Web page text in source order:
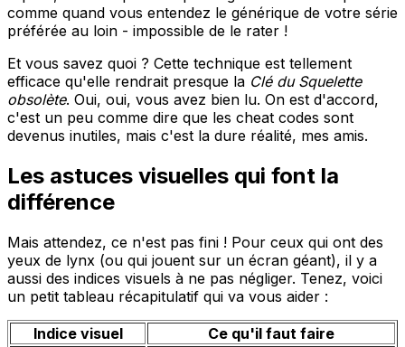
comme quand vous entendez le générique de votre série
préférée au loin - impossible de le rater !
Et vous savez quoi ? Cette technique est tellement
efficace qu'elle rendrait presque la Clé du Squelette
obsolète. Oui, oui, vous avez bien lu. On est d'accord,
c'est un peu comme dire que les cheat codes sont
devenus inutiles, mais c'est la dure réalité, mes amis.
Les astuces visuelles qui font la
différence
Mais attendez, ce n'est pas fini ! Pour ceux qui ont des
yeux de lynx (ou qui jouent sur un écran géant), il y a
aussi des indices visuels à ne pas négliger. Tenez, voici
un petit tableau récapitulatif qui va vous aider :
Indice visuel
Ce qu'il faut faire